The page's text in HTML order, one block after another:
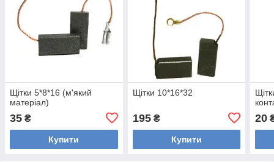
Щітки 5*8*16 (м'який
матеріал)
35 ₴
Купити
Щітки 10*16*32
195₴
Купити
20